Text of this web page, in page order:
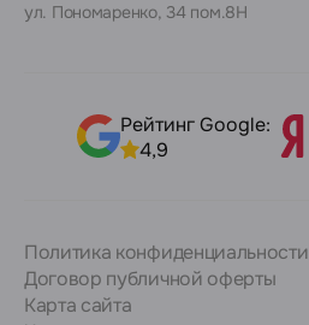
ул. Пономаренко, 34 пом.8Н
Рейтинг Google:
4,9
Политика конфиденциальности
Договор публичной оферты
Карта сайта